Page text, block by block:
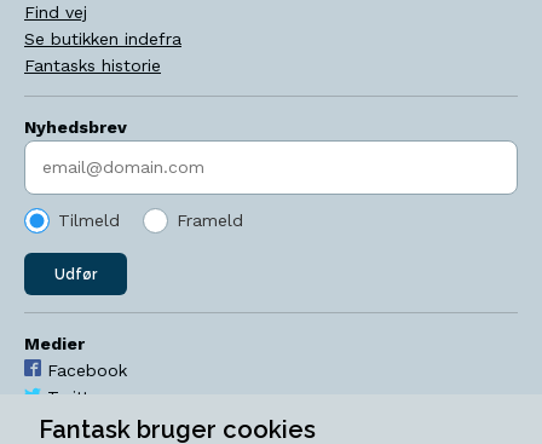
Find vej
Se butikken indefra
Fantasks historie
Nyhedsbrev
Indtast søgeord
Tilmeld Frameld
Udfør
Medier
Facebook
Twitter
YouTube
Fantask bruger cookies